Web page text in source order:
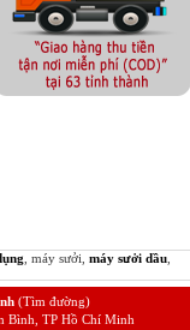
, máy sưởi, máy sưởi dầu
(Tìm đường)
Bình, TP Hồ Chí Minh